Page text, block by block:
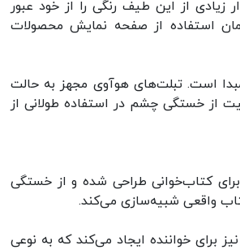
زیادی از این طیف رنگی را از خود عبور
استفاده از صفحه نمایش محصولات
است. تبلت‌های هوآوی مجهز به حالت
از خستگی چشم در استفاده طولانی از
کتاب‌خوانی طراحی شده‌ و از خستگی
واقعی شبیه‌سازی می‌کند.
خواننده ایجاد می‌کند که به نوعی